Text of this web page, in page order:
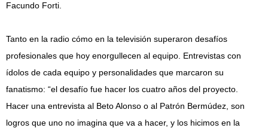
Facundo Forti.
Tanto en la radio cómo en la televisión superaron desafíos
profesionales que hoy enorgullecen al equipo. Entrevistas con
ídolos de cada equipo y personalidades que marcaron su
fanatismo: “el desafío fue hacer los cuatro años del proyecto.
Hacer una entrevista al Beto Alonso o al Patrón Bermúdez, son
logros que uno no imagina que va a hacer, y los hicimos en la